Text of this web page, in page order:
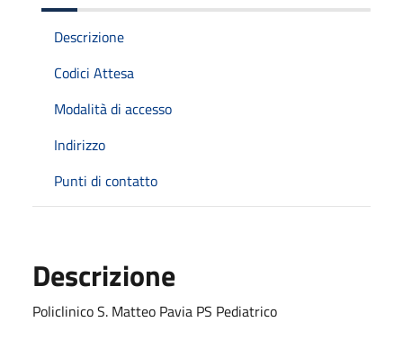
Descrizione
Codici Attesa
Modalità di accesso
Indirizzo
Punti di contatto
Descrizione
Policlinico S. Matteo Pavia PS Pediatrico